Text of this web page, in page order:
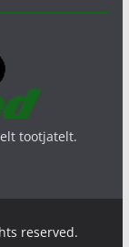
tootjatelt.
reserved.